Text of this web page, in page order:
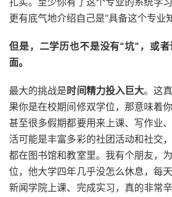
更有底气地介绍自己是“具备这个专业
但是，二学历也不是没有“坑”，或
面。
最大的挑战是时间精力投入巨大。这
果你是在校期间修双学位，那意味着
甚至很多假期都要用来上课、写作业
活可能是丰富多彩的社团活动和社交
都在图书馆和教室里。我有个朋友，
位，他大学四年几乎没怎么休息，每
新闻学院上课、完成实习，真的非常